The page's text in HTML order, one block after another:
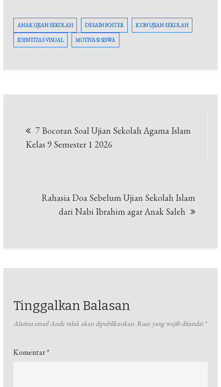
ANAK UJIAN SEKOLAH DESAIN POSTER ICON UJIAN SEKOLAH
IDENTITAS VISUAL MOTIVASI SISWA
pos
7 Bocoran Soal Ujian Sekolah Agama Islam
Kelas 9 Semester 1 2026
Rahasia Doa Sebelum Ujian Sekolah Islam
dari Nabi Ibrahim agar Anak Saleh
Tinggalkan Balasan
Alamat email Anda tidak akan dipublikasikan. Ruas yang wajib ditandai *
Komentar*